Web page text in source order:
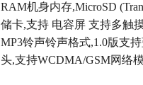
RAM机身内存,MicroSD
储卡,支持 电容屏 支持多触
MP3铃声铃声格式,1.0版支
头,支持WCDMA/GSM网络模